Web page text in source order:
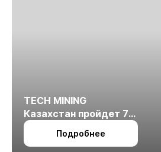
TECH MINING
Казахстан пройдет 7
октября в Алматы
Подробнее